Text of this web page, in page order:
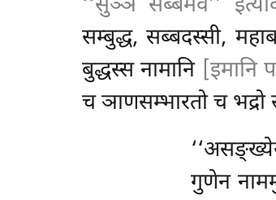
‘‘सुञ्ञं सब्बमेव’’
सम्बुद्ध, सब्बदस्सी,
बुद्धस्स नामानि [इमानि
च ञाणसम्भारतो च भद्रो
गुणेन